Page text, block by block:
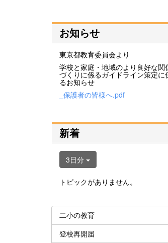
お知らせ
東京都教育委員会より
学校と家庭・地域のより良好な関
づくりに係るガイドライン策定に
るお知らせ
_保護者の皆様へ.pdf
新着
3日分
トピックがありません。
二小の教育
登校再開届